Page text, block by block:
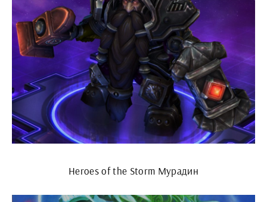
Heroes of the Storm Мурадин